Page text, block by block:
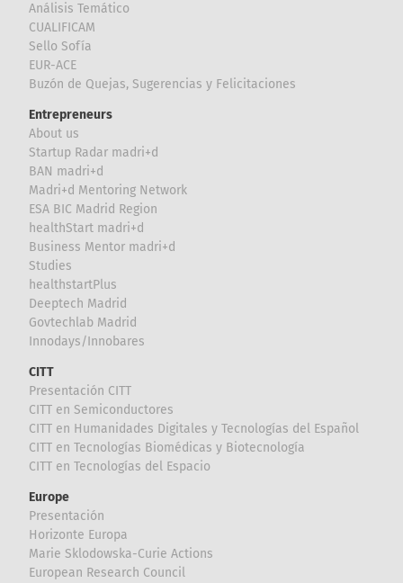
Análisis Temático
CUALIFICAM
Sello Sofía
EUR-ACE
Buzón de Quejas, Sugerencias y Felicitaciones
Entrepreneurs
About us
Startup Radar madri+d
BAN madri+d
Madri+d Mentoring Network
ESA BIC Madrid Region
healthStart madri+d
Business Mentor madri+d
Studies
healthstartPlus
Deeptech Madrid
Govtechlab Madrid
Innodays/Innobares
CITT
Presentación CITT
CITT en Semiconductores
CITT en Humanidades Digitales y Tecnologías del Español
CITT en Tecnologías Biomédicas y Biotecnología
CITT en Tecnologías del Espacio
Europe
Presentación
Horizonte Europa
Marie Sklodowska-Curie Actions
European Research Council